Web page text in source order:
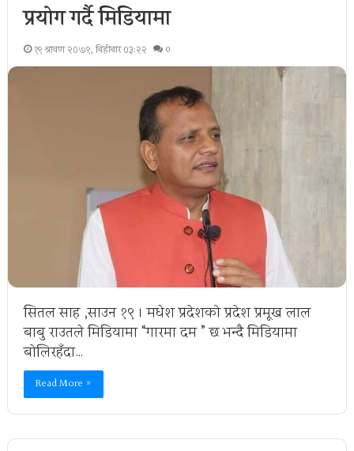
प्रयोग गर्दै मिडियामा
१९ श्रावण २०७९, बिहीबार ०३:२२ 0
सितल साह ,साउन १९ । मधेश प्रदेशको प्रदेश प्रमूख लाल
बाबु राउतले मिडियामा “गारमा दम ” छ भन्दै मिडियामा
बोलिरहँदा…
Read More »